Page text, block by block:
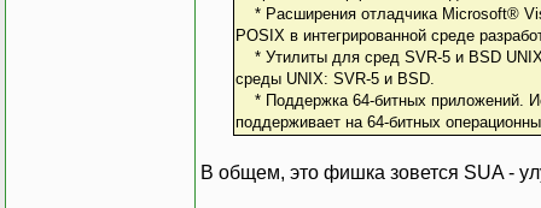
* Расширения отладчика Microsoft®
POSIX в интегрированной среде
* Утилиты для сред SVR-5 и BSD
среды UNIX: SVR-5 и BSD.
* Поддержка 64-битных приложений.
поддерживает на 64-битных
В общем, это фишка зовется SUA -